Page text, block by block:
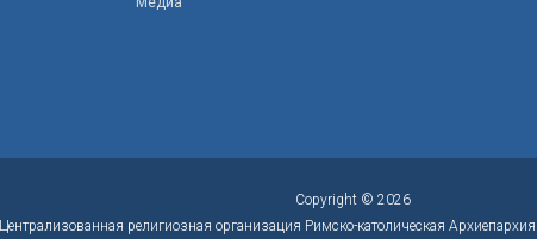
Copyright © 2026
Централизованная религиозная организация Римско-католическая